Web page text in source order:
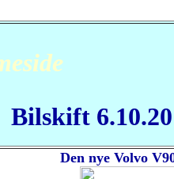
Bilskift
Den nye Volvo